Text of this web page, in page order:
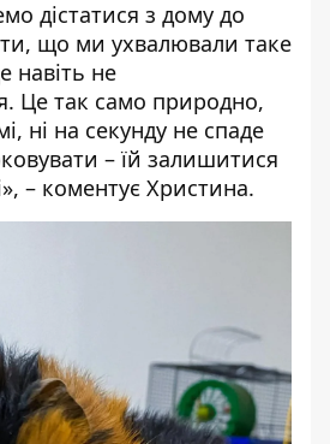
дістатися з дому до
що ми ухвалювали таке
навіть не
Це так само природно,
ні на секунду не спаде
– їй залишитися
», – коментує Христина.